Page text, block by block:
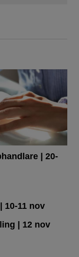
| 20-
10-11 nov
| 12 nov